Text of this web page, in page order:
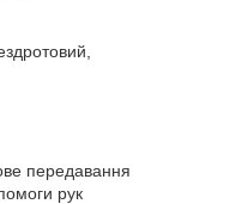
передавання
рук